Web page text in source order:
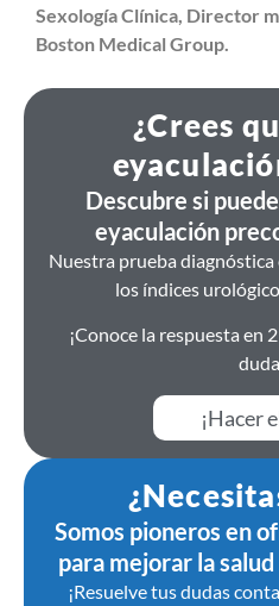
Sexología Clínica, Director
Boston Medical Group.
¿Crees
Descubre si
eyaculación
Nuestra prueba diagnóstica
los índices
¡Conoce la respuesta en
¡Hacer
Somos pioneros en
para mejorar la
¡Resuelve tus dudas